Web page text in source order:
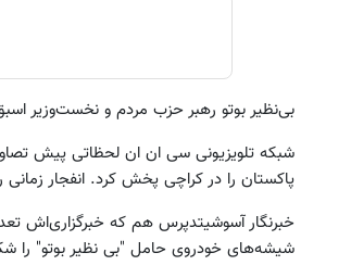
بی‌نظیر بوتو رهبر حزب مردم و نخست‌وزیر
شبکه تلویزیونی سی ان ان لحظاتی پیش
پاکستان را در کراچی پخش کرد. انفجار زمانی
شیشه‌های خودروی حامل "بی نظیر بوتو" را